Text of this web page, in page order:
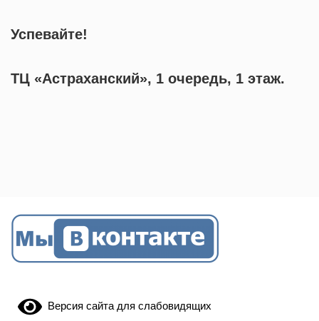
Успевайте!
ТЦ «Астраханский», 1 очередь, 1 этаж.
Версия сайта для слабовидящих